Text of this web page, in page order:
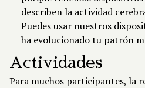
describen la actividad
Puedes usar nuestros
ha evolucionado tu patrón
Actividades
Para muchos participantes, la